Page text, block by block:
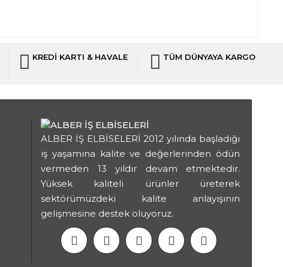
KREDİ KARTI & HAVALE TÜM DÜNYAYA KARGO
ALBER İŞ ELBİSELERİ 2012 yılında başladığı
iş yaşamına kalite ve değerlerinden ödün
vermeden 13 yıldır devam etmektedir.
Yüksek kaliteli ürünler üreterek
sektörümüzdeki kalite anlayışının
gelişmesine destek oluyoruz.